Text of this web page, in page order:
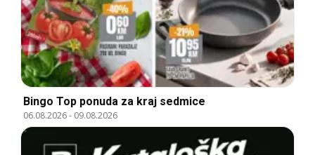
Bingo Top ponuda za kraj sedmice
06.08.2026- 09.08.2026